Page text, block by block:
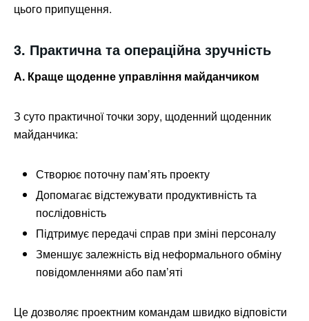
цього припущення.
3. Практична та операційна зручність
А. Краще щоденне управління майданчиком
З суто практичної точки зору, щоденний щоденник
майданчика:
Створює поточну пам’ять проекту
Допомагає відстежувати продуктивність та
послідовність
Підтримує передачі справ при зміні персоналу
Зменшує залежність від неформального обміну
повідомленнями або пам’яті
Це дозволяє проектним командам швидко відповісти